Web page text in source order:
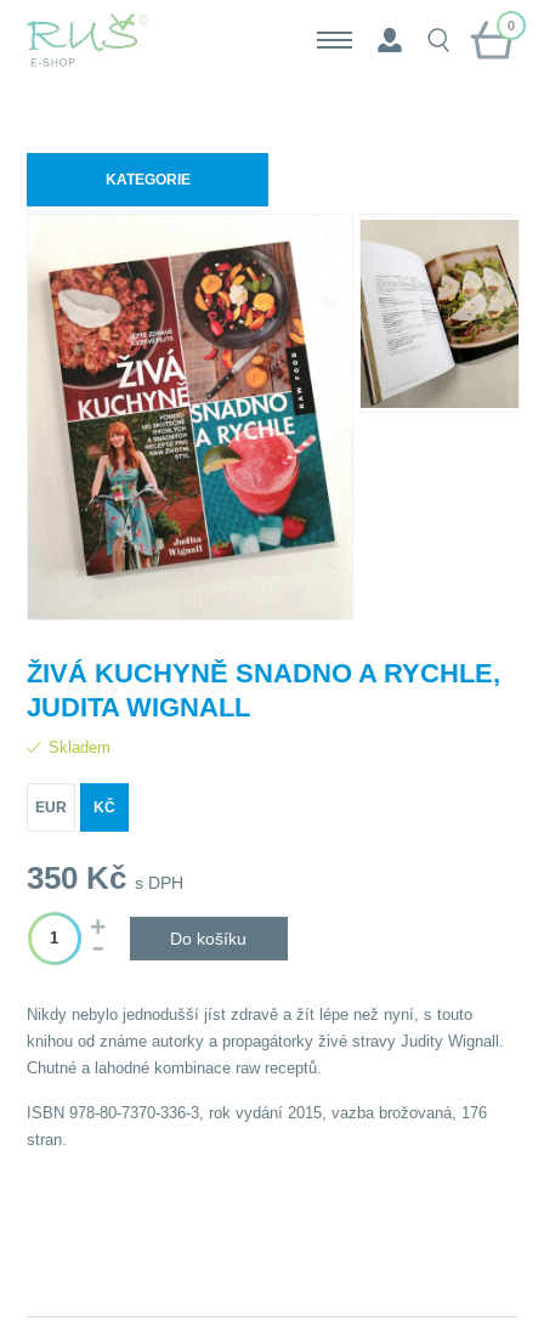
0
KATEGORIE
ŽIVÁ KUCHYNĚ SNADNO A RYCHLE,
JUDITA WIGNALL
Skladem
EUR KČ
350 Kčs DPH
Do košíku
Nikdy nebylo jednodušší jíst zdravě a žít lépe než nyní, s touto
knihou od známe autorky a propagátorky živé stravy Judity Wignall.
Chutné a lahodné kombinace raw receptů.
ISBN 978-80-7370-336-3, rok vydání 2015, vazba brožovaná, 176
stran.